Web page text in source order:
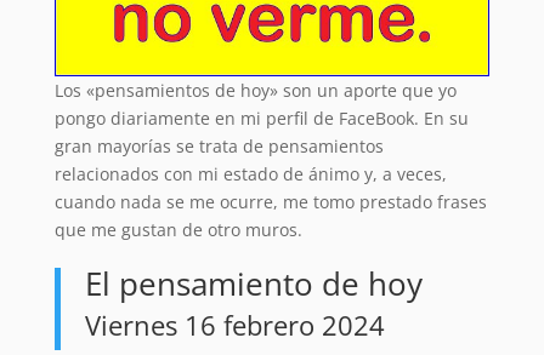
Los «pensamientos de hoy» son un aporte que yo
pongo diariamente en mi perfil de FaceBook. En su
gran mayorías se trata de pensamientos
relacionados con mi estado de ánimo y, a veces,
cuando nada se me ocurre, me tomo prestado frases
que me gustan de otro muros.
El pensamiento de hoy
Viernes 16 febrero 2024